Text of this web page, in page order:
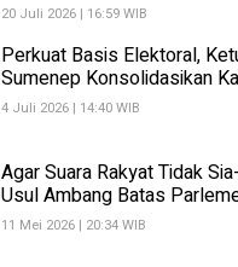
20 Juli 2026 | 16:59 WIB
Perkuat Basis Elektoral,
Sumenep Konsolidasikan
4 Juli 2026 | 14:40 WIB
Agar Suara Rakyat Tidak
Usul Ambang Batas
11 Mei 2026 | 20:34 WIB